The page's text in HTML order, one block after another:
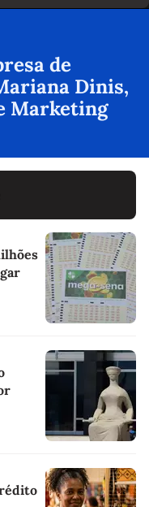
de
Dinis,
Marketing